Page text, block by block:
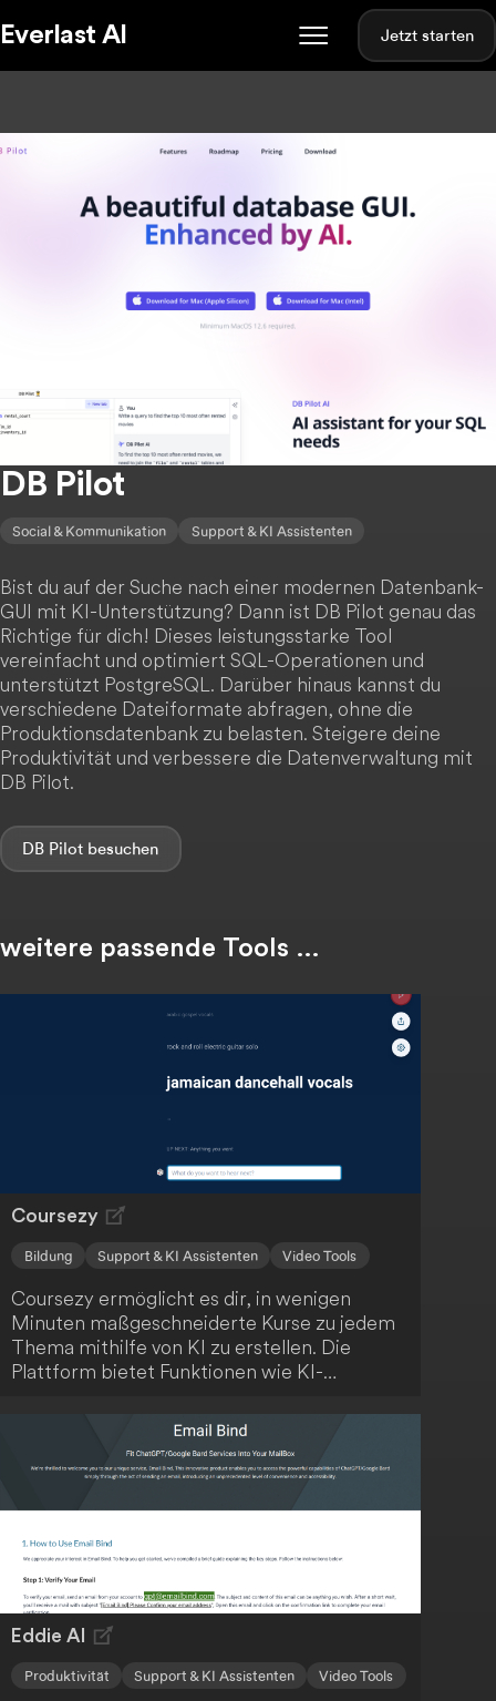
Everlast AI Jetzt starten
DB Pilot
Social & Kommunikation Support & KI Assistenten
Bist du auf der Suche nach einer modernen Datenbank-
GUI mit KI-Unterstützung? Dann ist DB Pilot genau das
Richtige für dich! Dieses leistungsstarke Tool
vereinfacht und optimiert SQL-Operationen und
unterstützt PostgreSQL. Darüber hinaus kannst du
verschiedene Dateiformate abfragen, ohne die
Produktionsdatenbank zu belasten. Steigere deine
Produktivität und verbessere die Datenverwaltung mit
DB Pilot.
DB Pilot
weitere passende Tools …
Coursezy
Bildung Support & KI Assistenten Video Tools
Coursezy ermöglicht es dir, in wenigen
Minuten maßgeschneiderte Kurse zu jedem
Thema mithilfe von KI zu erstellen. Die
Plattform bietet Funktionen wie KI-
interaktive Quizze und einen KI-
Lernassistenten. Starte kostenlos und
revolutioniere dein Lernen!
Eddie AI
Produktivität Support & KI Assistenten Video Tools